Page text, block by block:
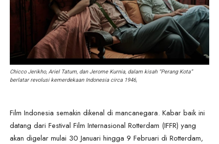
Chicco Jerikho, Ariel Tatum, dan Jerome Kurnia, dalam kisah “Perang Kota”
berlatar revolusi kemerdekaan Indonesia circa 1946,
Film Indonesia semakin dikenal di mancanegara. Kabar baik ini
datang dari Festival Film Internasional Rotterdam (IFFR) yang
akan digelar mulai 30 Januari hingga 9 Februari di Rotterdam,